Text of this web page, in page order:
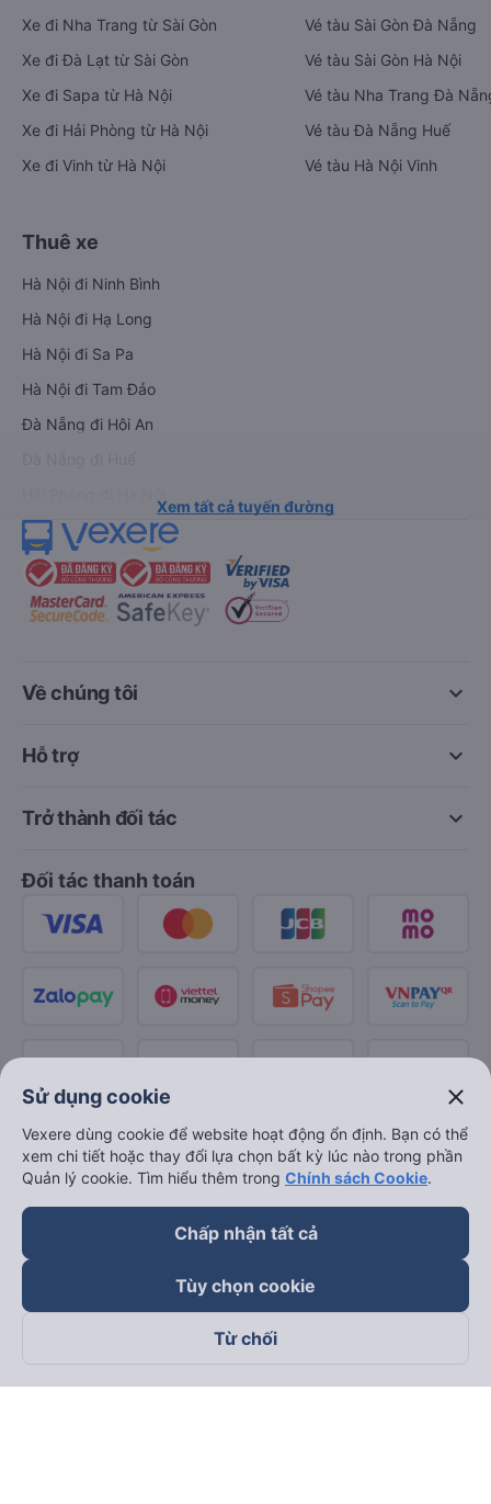
Xe đi Nha Trang từ Sài Gòn
Xe đi Đà Lạt từ Sài Gòn
Xe đi Sapa từ Hà Nội
Xe đi Hải Phòng từ Hà Nội
Xe đi Vinh từ Hà Nội
Vé tàu Sài Gòn Đà Nẵng
Vé tàu Sài Gòn Hà Nội
Vé tàu Nha Trang Đà
Vé tàu Đà Nẵng Huế
Vé tàu Hà Nội Vinh
Thuê xe
Hà Nội đi Ninh Bình
Hà Nội đi Hạ Long
Hà Nội đi Sa Pa
Hà Nội đi Tam Đảo
Đà Nẵng đi Hội An
Xem tất cả tuyến đường
keyboard_arrow_down
Về chúng tôi
keyboard_arrow_down
Hỗ trợ
keyboard_arrow_down
Trở thành đối tác
Đối tác thanh toán
Theo dõi chúng tôi trên
Sử dụng cookie close
Vexere dùng cookie để website hoạt động ổn định. Bạn có thể
xem chi tiết hoặc thay đổi lựa chọn bất kỳ lúc nào trong phần
Quản lý cookie. Tìm hiểu thêm trong Chính sách Cookie.
Chấp nhận tất cả
Tùy chọn cookie
Từ chối